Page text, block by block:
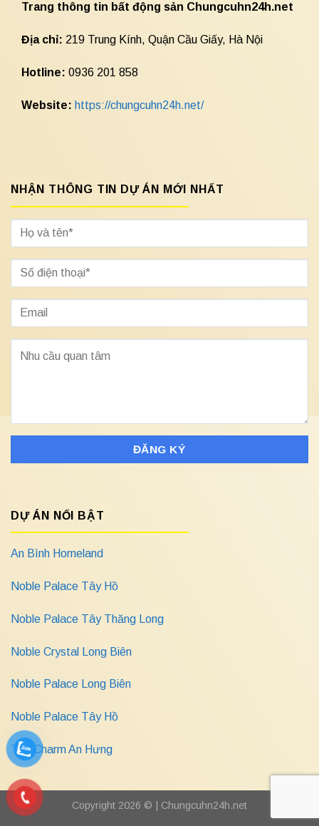
Trang thông tin bất động sản Chungcuhn24h.net
Địa chỉ: 219 Trung Kính, Quận Cầu Giấy, Hà Nội
Hotline: 0936 201 858
Website: https://chungcuhn24h.net/
NHẬN THÔNG TIN DỰ ÁN MỚI NHẤT
DỰ ÁN NỔI BẬT
An Bình Homeland
Noble Palace Tây Hồ
Noble Palace Tây Thăng Long
Noble Crystal Long Biên
Noble Palace Long Biên
Noble Palace Tây Hồ
The Charm An Hưng
Copyright 2026 © | Chungcuhn24h.net